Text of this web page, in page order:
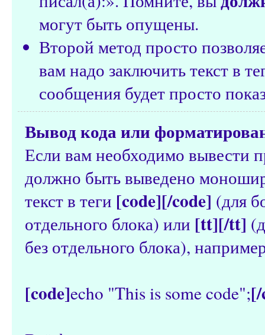
могут быть опущены.
Второй метод просто
вам надо заключить текст в
сообщения будет просто
Вывод кода или
Если вам необходимо вывести
должно быть выведено
текст в теги [code][/code] (для
отдельного блока) или [tt][/tt]
без отдельного блока),
[code]echo "This is some code";